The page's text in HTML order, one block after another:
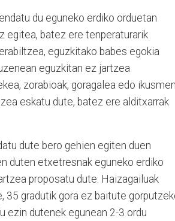
du eguneko erdiko orduetan
egitea, batez ere tenperaturarik
eguzkitako babes egokia
eguzkitan ez jartzea
zorabioak, goragalea edo
eskatu dute, batez ere alditxarrak
dute bero gehien egiten duen
duten etxetresnak eguneko erdiko
proposatu dute. Haizagailuak
35 gradutik gora ez baitute
ezin dutenek egunean 2-3 ordu